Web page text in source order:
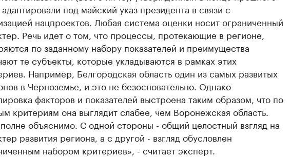
адаптировали под майский указ президента в связи с
нацпроектов. Любая система оценки носит ограниченный
Речь идет о том, что процессы, протекающие в регионе,
по заданному набору показателей и преимущества
те субъекты, которые укладываются в рамках этих
Например, Белгородская область один из самых развитых
в Черноземье, и это не безосновательно. Однако
факторов и показателей выстроена таким образом, что по
критериям она выглядит слабее, чем Воронежская область.
объяснимо. С одной стороны - общий целостный взгляд на
развития региона, а с другой - взгляд обусловлен
набором критериев», - считает эксперт.